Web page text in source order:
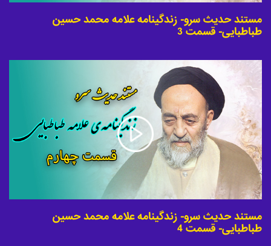
مستند حدیث سرو- زندگینامه علامه محمد حسین
طباطبایی- قسمت 3
مستند حدیث سرو- زندگینامه علامه محمد حسین
طباطبایی- قسمت 4